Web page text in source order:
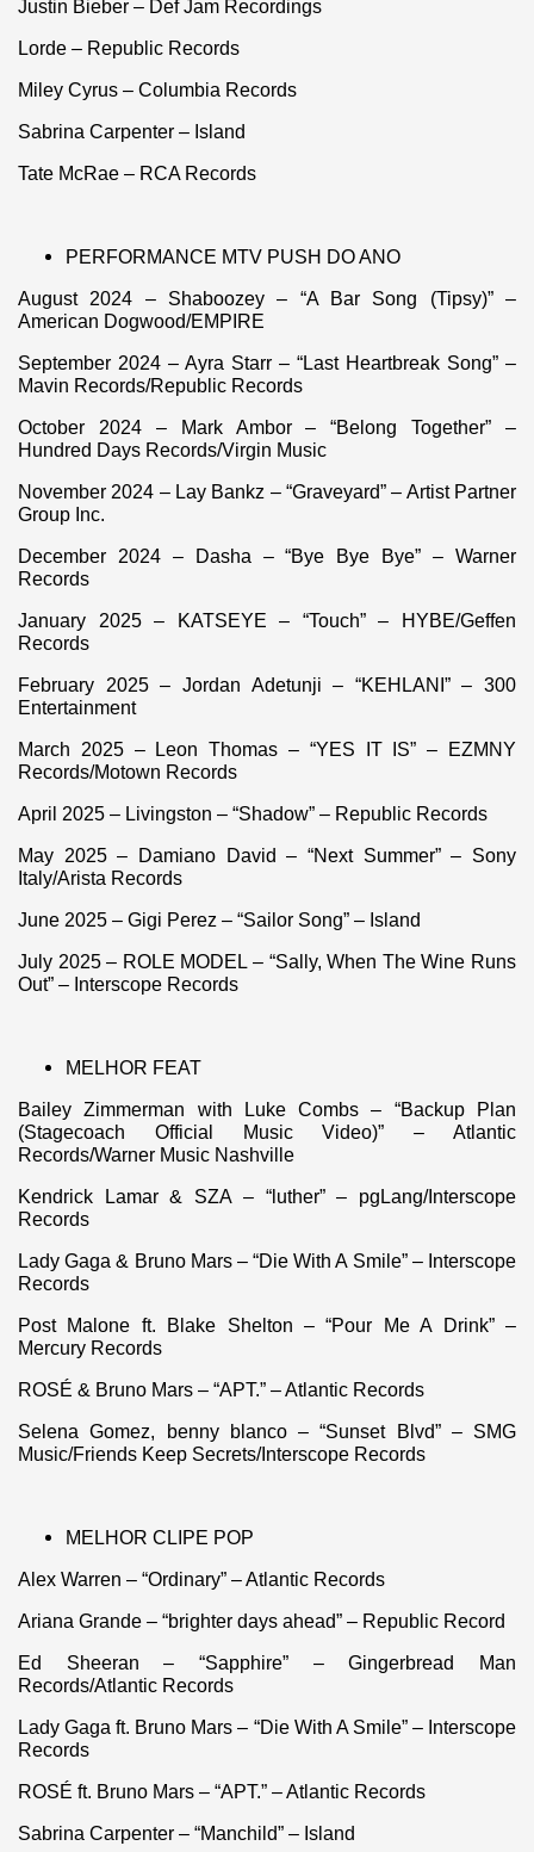
Justin Bieber – Def Jam Recordings
Lorde – Republic Records
Miley Cyrus – Columbia Records
Sabrina Carpenter – Island
Tate McRae – RCA Records
PERFORMANCE MTV PUSH DO ANO
August 2024 – Shaboozey – “A Bar Song (Tipsy)” –
American Dogwood/EMPIRE
September 2024 – Ayra Starr – “Last Heartbreak Song” –
Mavin Records/Republic Records
October 2024 – Mark Ambor – “Belong Together” –
Hundred Days Records/Virgin Music
November 2024 – Lay Bankz – “Graveyard” – Artist Partner
Group Inc.
December 2024 – Dasha – “Bye Bye Bye” – Warner
Records
January 2025 – KATSEYE – “Touch” – HYBE/Geffen
Records
February 2025 – Jordan Adetunji – “KEHLANI” – 300
Entertainment
March 2025 – Leon Thomas – “YES IT IS” – EZMNY
Records/Motown Records
April 2025 – Livingston – “Shadow” – Republic Records
May 2025 – Damiano David – “Next Summer” – Sony
Italy/Arista Records
June 2025 – Gigi Perez – “Sailor Song” – Island
July 2025 – ROLE MODEL – “Sally, When The Wine Runs
Out” – Interscope Records
MELHOR FEAT
Bailey Zimmerman with Luke Combs – “Backup Plan
(Stagecoach Official Music Video)” – Atlantic
Records/Warner Music Nashville
Kendrick Lamar & SZA – “luther” – pgLang/Interscope
Records
Lady Gaga & Bruno Mars – “Die With A Smile” – Interscope
Records
Post Malone ft. Blake Shelton – “Pour Me A Drink” –
Mercury Records
ROSÉ & Bruno Mars – “APT.” – Atlantic Records
Selena Gomez, benny blanco – “Sunset Blvd” – SMG
Music/Friends Keep Secrets/Interscope Records
MELHOR CLIPE POP
Alex Warren – “Ordinary” – Atlantic Records
Ariana Grande – “brighter days ahead” – Republic Record
Ed Sheeran – “Sapphire” – Gingerbread Man
Records/Atlantic Records
Lady Gaga ft. Bruno Mars – “Die With A Smile” – Interscope
Records
ROSÉ ft. Bruno Mars – “APT.” – Atlantic Records
Sabrina Carpenter – “Manchild” – Island